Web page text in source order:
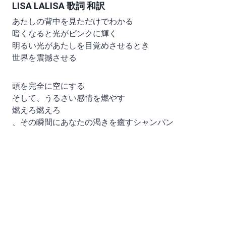
LISA LALISA 歌詞 和訳
あたしの背中を見ただけでわかる
暗くなると光がピンクに輝く
明るい光があたしを目覚めさせるとき
世界を震撼させる
頭を完全に空にする
そして、うるさい感情を燃やす
燃えろ燃えろ
、その瞬間にあなたの渇きを癒すシャンパン